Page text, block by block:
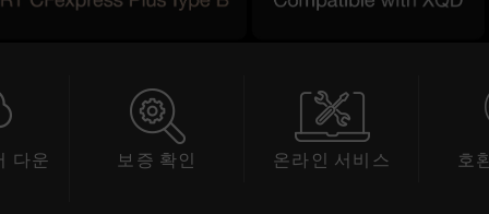
다운
보증 확인 온라인 서비스 호